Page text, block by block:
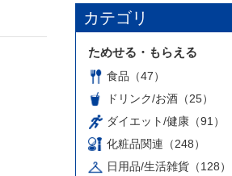
カテゴリ
ためせる・もらえる
食品（47）
ドリンク/お酒（25）
ダイエット/健康（91）
化粧品関連（248）
日用品/生活雑貨（128）